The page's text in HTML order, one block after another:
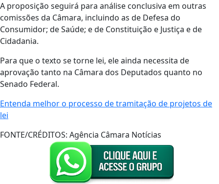
A proposição seguirá para análise conclusiva em outras
comissões da Câmara, incluindo as de Defesa do
Consumidor; de Saúde; e de Constituição e Justiça e de
Cidadania.
Para que o texto se torne lei, ele ainda necessita de
aprovação tanto na Câmara dos Deputados quanto no
Senado Federal.
Entenda melhor o processo de tramitação de projetos de
lei
FONTE/CRÉDITOS: Agência Câmara Notícias